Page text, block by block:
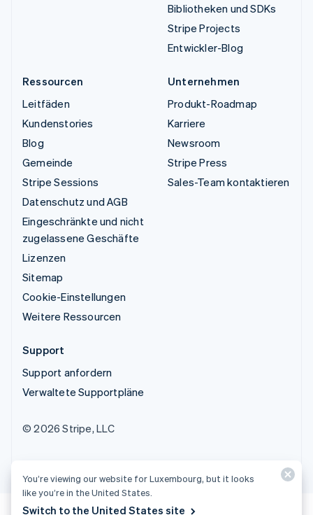
Bibliotheken und SDKs
Stripe Projects
Entwickler-Blog
Ressourcen
Leitfäden
Kundenstories
Blog
Gemeinde
Stripe Sessions
Datenschutz und AGB
Eingeschränkte und nicht
zugelassene Geschäfte
Lizenzen
Sitemap
Cookie-Einstellungen
Weitere Ressourcen
Unternehmen
Produkt-Roadmap
Karriere
Newsroom
Stripe Press
Sales-Team kontaktieren
Support
Support anfordern
Verwaltete Supportpläne
© 2026 Stripe, LLC
You’re viewing our website for Luxembourg, but it looks
like you’re in the United States.
Switch to the United States site